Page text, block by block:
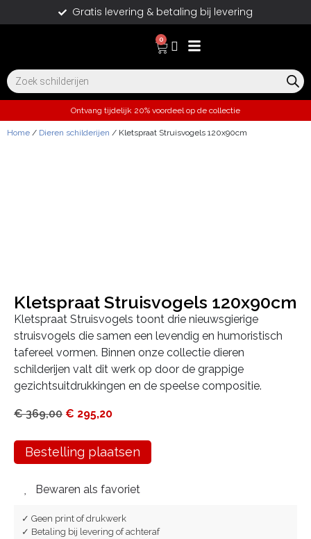
Gratis levering & betaling bij levering
0
Ontvang tijdelijk 20% voordeel op de collectie
Home / Dieren schilderijen / Kletspraat Struisvogels 120x90cm
Kletspraat Struisvogels 120x90cm
Kletspraat Struisvogels toont drie nieuwsgierige
struisvogels die samen een levendig en humoristisch
tafereel vormen. Binnen onze collectie dieren
schilderijen valt dit werk op door de grappige
gezichtsuitdrukkingen en de speelse compositie.
€369,00 € 295,20
Bestelling plaatsen
Bewaren als favoriet
✓ Geen print of drukwerk
✓ Betaling bij levering of achteraf